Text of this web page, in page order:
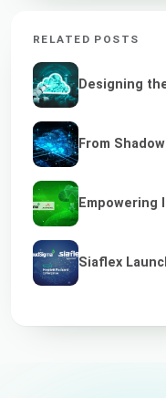
RELATED POSTS
Designing
From
Empowering
Siaflex